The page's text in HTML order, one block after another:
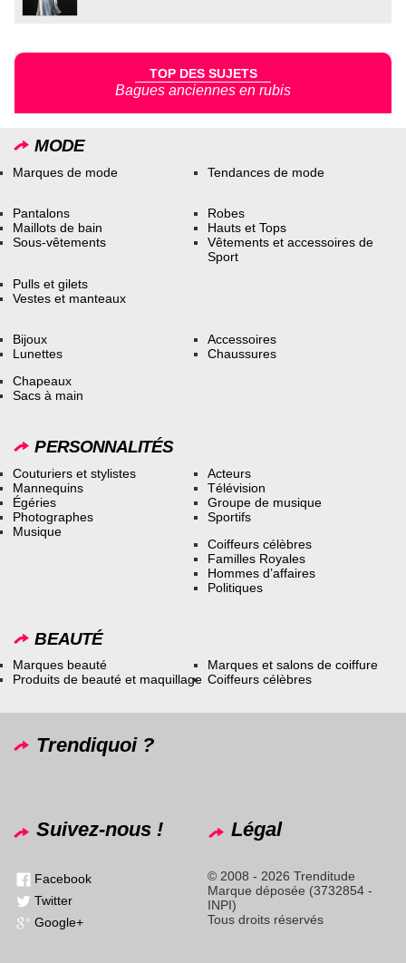
TOP DES SUJETS
Bagues anciennes en rubis
MODE
Marques de mode Tendances de mode
Pantalons
Maillots de bain
Sous-vêtements
Robes
Hauts et Tops
Vêtements et accessoires de
Sport
Pulls et gilets
Vestes et manteaux
Bijoux
Lunettes
Accessoires
Chaussures
Chapeaux
Sacs à main
PERSONNALITÉS
Couturiers et stylistes
Mannequins
Égéries
Photographes
Musique
Acteurs
Télévision
Groupe de musique
Sportifs
Coiffeurs célèbres
Familles Royales
Hommes d’affaires
Politiques
BEAUTÉ
Marques beauté
Produits de beauté et maquillage
Marques et salons de coiffure
Coiffeurs célèbres
Trendiquoi ?
Suivez-nous !
Facebook
Twitter
Google+
Légal
© 2008 - 2026 Trenditude
Marque déposée (3732854 -
INPI)
Tous droits réservés